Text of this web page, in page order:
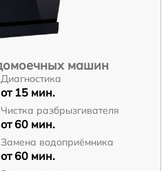
машин
Диагностика
от 15 мин.
Чистка разбрызгивателя
от 60 мин.
Замена водоприёмника
от 60 мин.